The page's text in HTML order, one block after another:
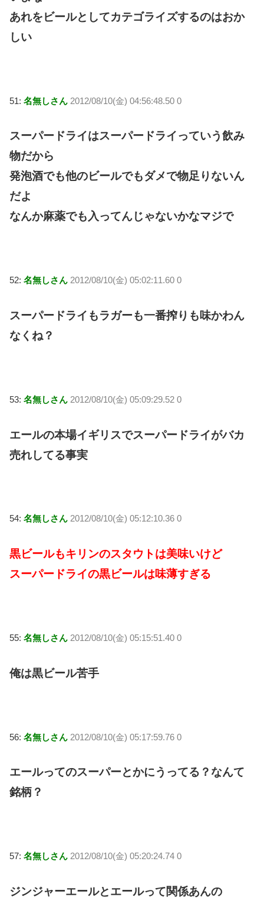
あれをビールとしてカテゴライズするのはおか
しい
51: 名無しさん 2012/08/10(金) 04:56:48.50 0
スーパードライはスーパードライっていう飲み
物だから
発泡酒でも他のビールでもダメで物足りないん
だよ
なんか麻薬でも入ってんじゃないかなマジで
52: 名無しさん 2012/08/10(金) 05:02:11.60 0
スーパードライもラガーも一番搾りも味かわん
なくね？
53: 名無しさん 2012/08/10(金) 05:09:29.52 0
エールの本場イギリスでスーパードライがバカ
売れしてる事実
54: 名無しさん 2012/08/10(金) 05:12:10.36 0
黒ビールもキリンのスタウトは美味いけど
スーパードライの黒ビールは味薄すぎる
55: 名無しさん 2012/08/10(金) 05:15:51.40 0
俺は黒ビール苦手
56: 名無しさん 2012/08/10(金) 05:17:59.76 0
エールってのスーパーとかにうってる？なんて
銘柄？
57: 名無しさん 2012/08/10(金) 05:20:24.74 0
ジンジャーエールとエールって関係あんの